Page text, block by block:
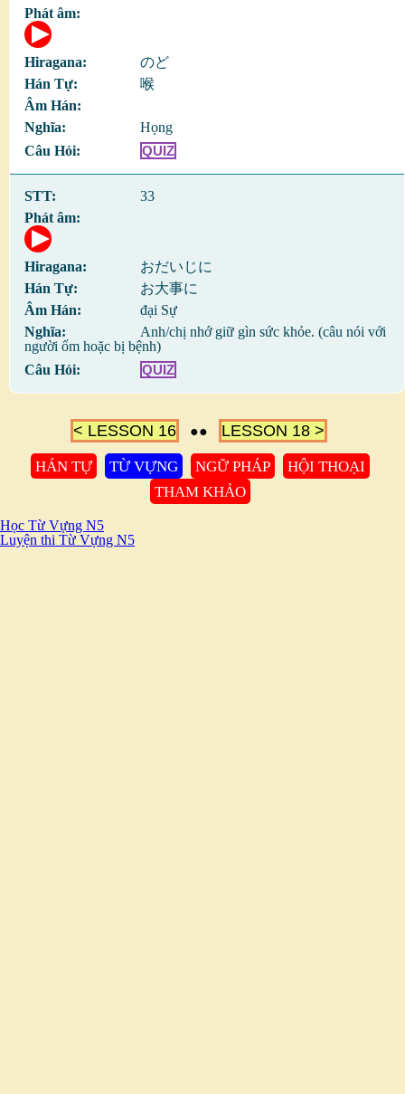
のど
喉
Họng
QUIZ
33
おだいじに
お大事に
đại Sự
Anh/chị nhớ giữ gìn sức khỏe. (câu nói với
người ốm hoặc bị bệnh)
QUIZ
< LESSON 16 ●● LESSON 18 >
HÁN TỰ TỪ VỰNG NGỮ PHÁP
HỘI THOẠI
THAM KHẢO
Học Từ Vựng N5
Luyện thi Từ Vựng N5